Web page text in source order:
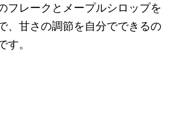
フレークとメープルシロップを
、甘さの調節を自分でできるの
す。